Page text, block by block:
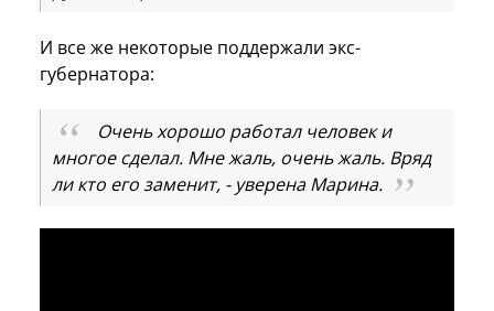
И все же некоторые поддержали экс-
губернатора:
Очень хорошо работал человек и
многое сделал. Мне жаль, очень жаль. Вряд
ли кто его заменит, - уверена Марина.